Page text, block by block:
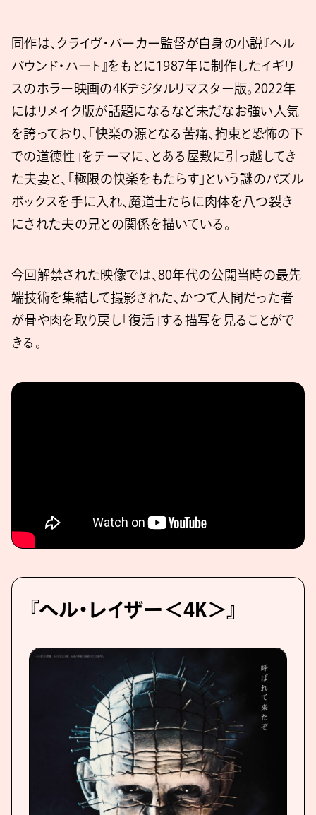
同作は、クライヴ・バーカー監督が自身の小説『ヘル
バウンド・ハート』をもとに1987年に制作したイギリ
スのホラー映画の4Kデジタルリマスター版。2022年
にはリメイク版が話題になるなど未だなお強い人気
を誇っており、「快楽の源となる苦痛、拘束と恐怖の下
での道徳性」をテーマに、とある屋敷に引っ越してき
た夫妻と、「極限の快楽をもたらす」という謎のパズル
ボックスを手に入れ、魔道士たちに肉体を八つ裂き
にされた夫の兄との関係を描いている。
今回解禁された映像では、80年代の公開当時の最先
端技術を集結して撮影された、かつて人間だった者
が骨や肉を取り戻し「復活」する描写を見ることがで
きる。
『ヘル・レイザー＜4K＞』